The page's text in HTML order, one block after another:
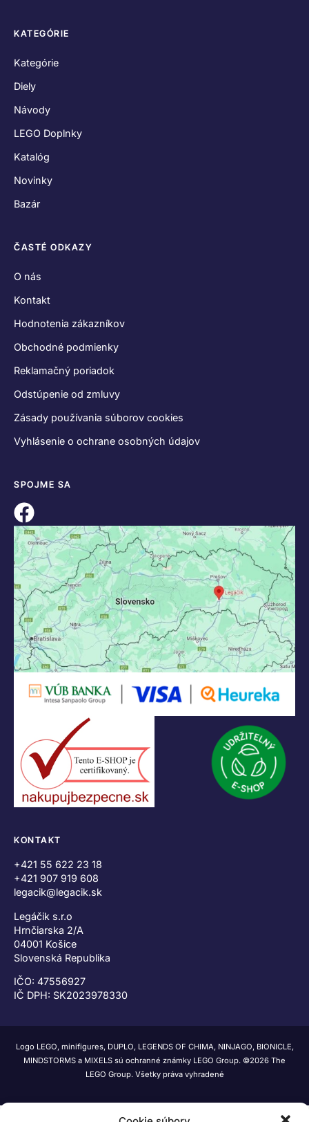
KATEGÓRIE
Kategórie
Diely
Návody
LEGO Doplnky
Katalóg
Novinky
Bazár
ČASTÉ ODKAZY
O nás
Kontakt
Hodnotenia zákazníkov
Obchodné podmienky
Reklamačný poriadok
Odstúpenie od zmluvy
Zásady používania súborov cookies
Vyhlásenie o ochrane osobných údajov
SPOJME SA
KONTAKT
+421 55 622 23 18
+421 907 919 608
legacik@legacik.sk
Legáčik s.r.o
Hrnčiarska 2/A
04001 Košice
Slovenská Republika
IČO: 47556927
IČ DPH: SK2023978330
Logo LEGO, minifigures, DUPLO, LEGENDS OF CHIMA, NINJAGO, BIONICLE,
MINDSTORMS a MIXELS sú ochranné známky LEGO Group. ©2026 The
LEGO Group. Všetky práva vyhradené